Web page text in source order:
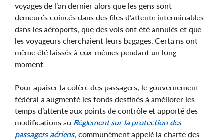
voyages de l’an dernier alors que les gens sont
demeurés coincés dans des files d’attente interminables
dans les aéroports, que des vols ont été annulés et que
les voyageurs cherchaient leurs bagages. Certains ont
même été laissés à eux-mêmes pendant un long
moment.
Pour apaiser la colère des passagers, le gouvernement
fédéral a augmenté les fonds destinés à améliorer les
temps d’attente aux points de contrôle et apporté des
modifications au Règlement sur la protection des
passagers aériens, communément appelé la charte des